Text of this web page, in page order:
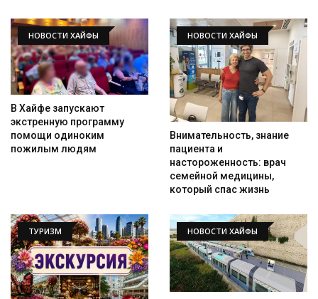
НОВОСТИ ХАЙФЫ
В Хайфе запускают
экстренную программу
помощи одиноким
пожилым людям
НОВОСТИ ХАЙФЫ
Внимательность, знание
пациента и
настороженность: врач
семейной медицины,
который спас жизнь
ТУРИЗМ НОВОСТИ ХАЙФЫ